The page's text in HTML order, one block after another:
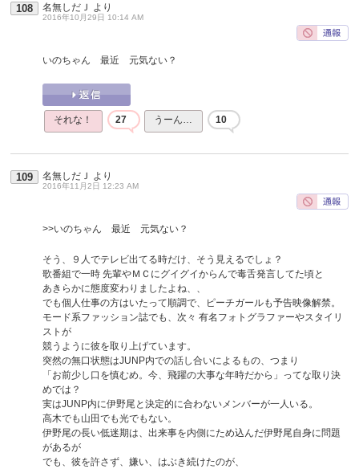
108 名無しだＪ より
2016年10月29日 10:14 AM
いのちゃん 最近 元気ない？
それな！ 27 うーん… 10
109 名無しだＪ より
2016年11月2日 12:23 AM
>>いのちゃん 最近 元気ない？
そう、９人でテレビ出てる時だけ、そう見えるでしょ？
歌番組で一時 先輩やＭＣにグイグイからんで毒舌発言してた頃と
あきらかに態度変わりましたよね、、
でも個人仕事の方はいたって順調で、ピーチガールも予告映像解禁。
モード系ファッション誌でも、次々 有名フォトグラファーやスタイリ
ストが
競うように彼を取り上げています。
突然の無口状態はJUNP内での話し合いによるもの、つまり
「お前少し口を慎むめ。今、飛躍の大事な年時だから」ってな取り決
めでは？
実はJUNP内に伊野尾と決定的に合わないメンバーが一人いる。
高木でも山田でも光でもない。
伊野尾の長い低迷期は、出来事を内側にため込んだ伊野尾自身に問題
があるが
でも、彼を許さず、嫌い、はぶき続けたのが、